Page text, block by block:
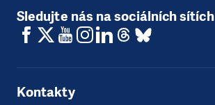
Sledujte nás na sociálních sítích
Kontakty